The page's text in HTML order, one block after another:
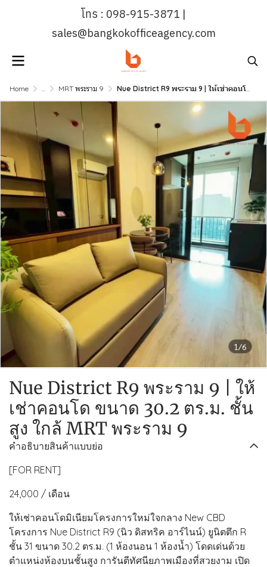
โทร : 098-915-3871 |
sales@bangkokofficeagency.com
Home ... MRT พระราม 9 Nue District R9 พระราม 9 | ให้เช่าคอนโด ขนาด 30.2 ตร.ม. ชั้นสูง ใกล้ MRT พระราม 9
1/6
Nue District R9 พระราม 9 | ให้
เช่าคอนโด ขนาด 30.2 ตร.ม. ชั้น
สูง ใกล้ MRT พระราม 9
คำอธิบายสินค้าแบบย่อ
[FOR RENT]
24,000 / เดือน
ให้เช่าคอนโดมิเนียมโครงการใหม่ใจกลาง New CBD
โครงการ Nue District R9 (นิว ดิสทริค อาร์ไนน์) ยูนิตตึก R
ชั้น 31 ขนาด 30.2 ตร.ม. (1 ห้องนอน 1 ห้องน้ำ) โดดเด่นด้วย
ตำแหน่งห้องบนชั้นสูง การันตีทัศนียภาพเมืองที่สวยงาม เปิด